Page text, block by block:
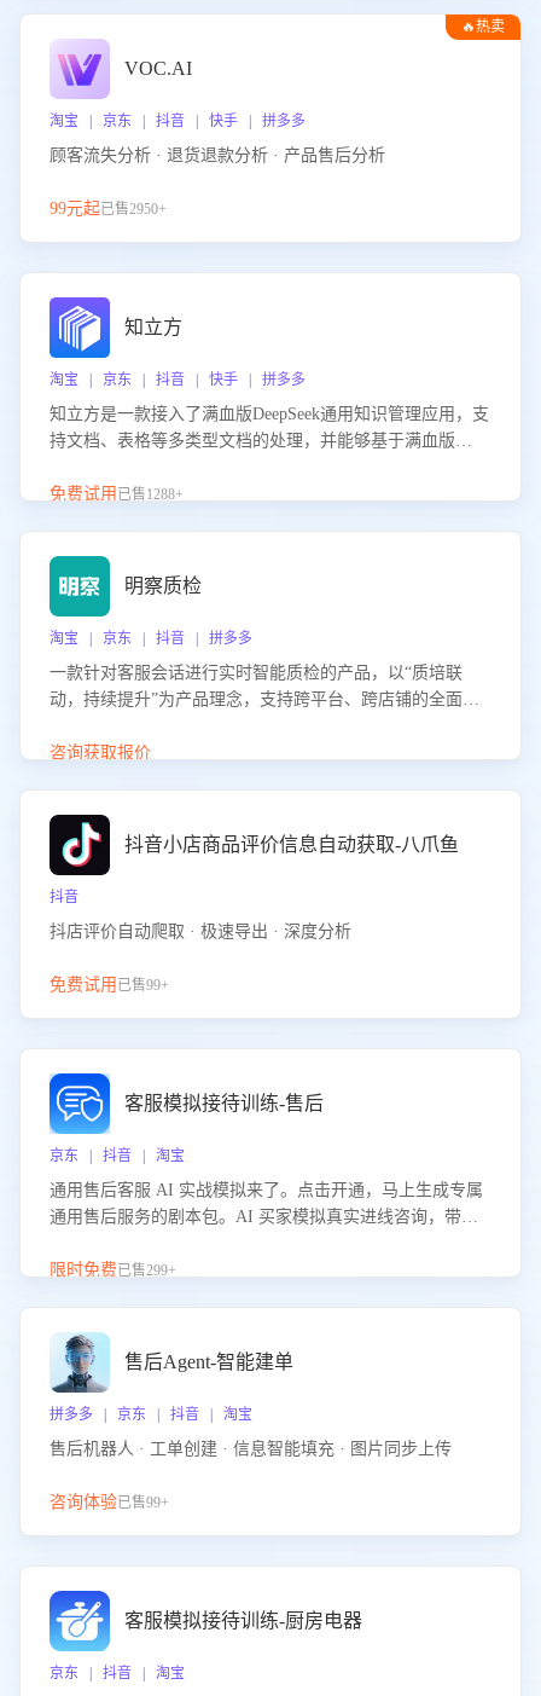
🔥热卖
VOC.AI
淘宝 | 京东 | 抖音 | 快手 | 拼多多
顾客流失分析 · 退货退款分析 · 产品售后分析
99元起已售2950+
知立方
淘宝 | 京东 | 抖音 | 快手 | 拼多多
知立方是一款接入了满血版DeepSeek通用知识管理应用，支
持文档、表格等多类型文档的处理，并能够基于满血版
识支持，帮助用户高效管理和利用知识资源。通过该产品，
免费试用 已售1288+
明察质检
淘宝 | 京东 | 抖音 | 拼多多
一款针对客服会话进行实时智能质检的产品，以“质培联
动，持续提升”为产品理念，支持跨平台、跨店铺的全面、
升客服团队的销服能力。
咨询获取报价
抖音小店商品评价信息自动获取-八爪鱼
抖音
抖店评价自动爬取 · 极速导出 · 深度分析
免费试用 已售99+
客服模拟接待训练-售后
京东 | 抖音 | 淘宝
通用售后客服 AI 实战模拟来了。点击开通，马上生成专属
通用售后服务的剧本包。AI 买家模拟真实进线咨询，带您
的应对要点，轻松提升服务能力。
限时免费已售299+
售后Agent-智能建单
拼多多 | 京东 | 抖音 | 淘宝
售后机器人 · 工单创建 · 信息智能填充 · 图片同步上传
咨询体验已售99+
客服模拟接待训练-厨房电器
京东 | 抖音 | 淘宝